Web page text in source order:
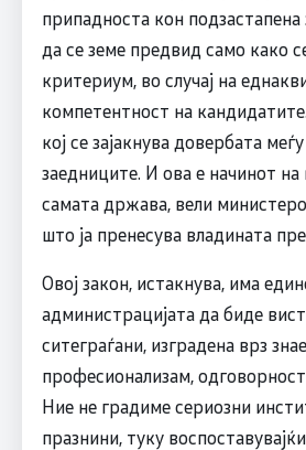
припадноста кон
да се земе предвид само како
критериум, во случај на
компетентност на
кој се зајакнува довербата
заедниците. И ова е начинот на
самата држава, вели
што ја пренесува владината
Овој закон, истакнува, има
администрацијата да биде
ситеграѓани, изградена врз
професионализам,
Ние не градиме сериозни
празнини, туку